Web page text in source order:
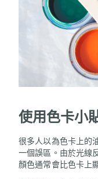
使用色卡小
很多人以為色卡上的
一個誤區。由於光線
顏色通常會比色卡上